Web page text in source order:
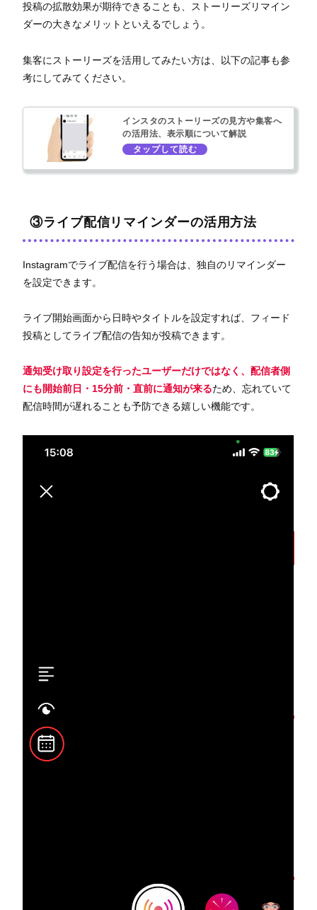
投稿の拡散効果が期待できることも、ストーリーズリマイン
ダーの大きなメリットといえるでしょう。
集客にストーリーズを活用してみたい方は、以下の記事も参
考にしてみてください。
インスタのストーリーズの見方や集客へ
の活用法、表示順について解説
③ライブ配信リマインダーの活用方法
Instagramでライブ配信を行う場合は、独自のリマインダー
を設定できます。
ライブ開始画面から日時やタイトルを設定すれば、フィード
投稿としてライブ配信の告知が投稿できます。
通知受け取り設定を行ったユーザーだけではなく、配信者側
にも開始前日・15分前・直前に通知が来るため、忘れていて
配信時間が遅れることも予防できる嬉しい機能です。